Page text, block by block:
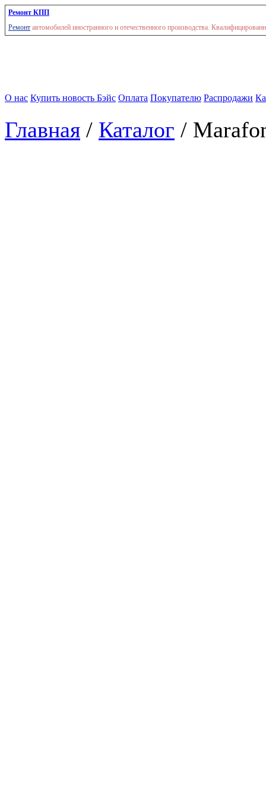
Ремонт КПП
Ремонт автомобилей иностранного и отечественного производства.
О нас Купить новость Бэйс Оплата Покупателю Распродажи
Главная / Каталог /